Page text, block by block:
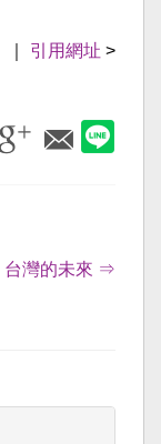
引用網址 >
台灣的未來 ⇒